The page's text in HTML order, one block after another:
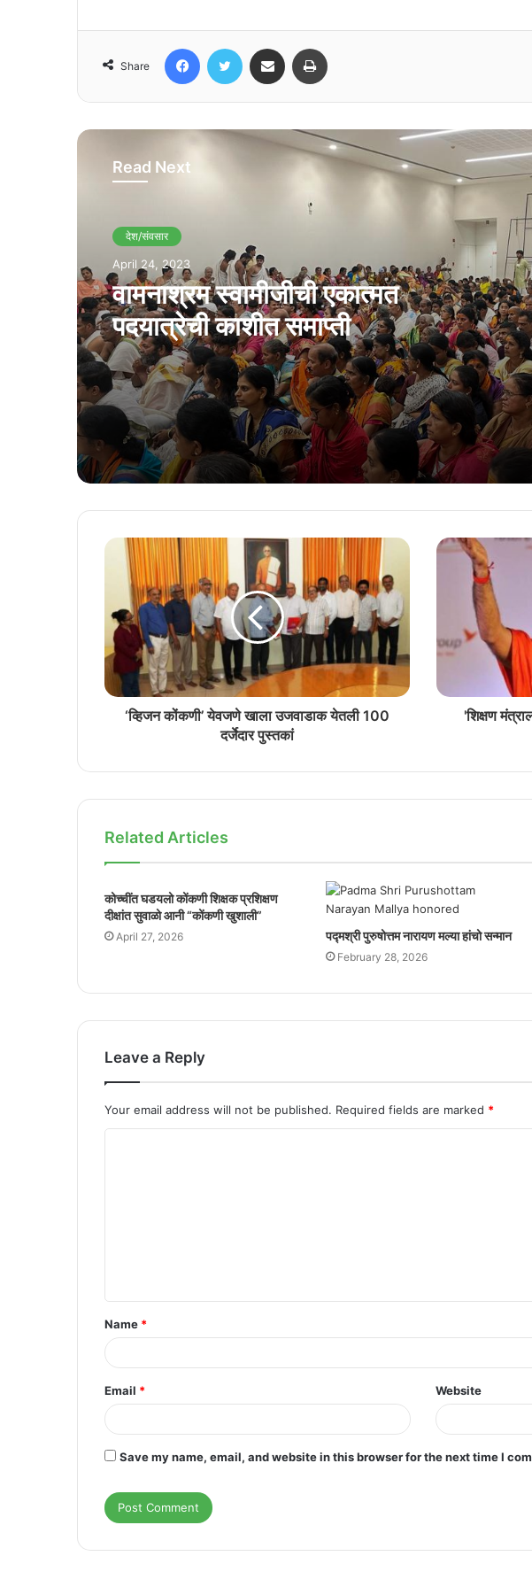
Share
Read Next
देश/संवसार
April 24, 2023
वामनाश्रम स्वामीजीची एकात्मत
पदयात्रेची काशीत समाप्ती
‘व्हिजन कोंकणी’ येवजणे खाला उजवाडाक येतली 100
दर्जेदार पुस्तकां
'शिक्षण
Related Articles
कोच्चींत घडयलो कोंकणी शिक्षक प्रशिक्षण
दीक्षांत सुवाळो आनी “कोंकणी खुशाली”
April 27, 2026 पद्मश्री पुरुषोत्तम नारायण मल्या हांचो सन्मान
February 28, 2026
Leave a Reply
Your email address will not be published. Required fields are marked *
t
*
Name *
Email * Website
Save my name, email, and website in this browser for the next time I